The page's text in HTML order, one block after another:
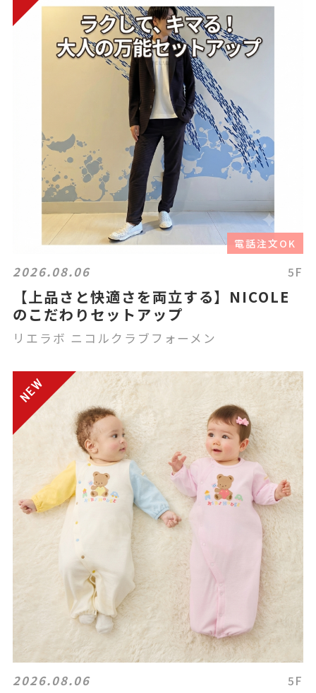
電話注文OK
2026.08.06 5F
【上品さと快適さを両立する】NICOLE
のこだわりセットアップ
リエラボ ニコルクラブフォーメン
2026.08.06 5F